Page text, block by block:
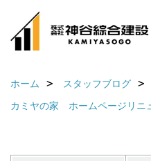
ホーム
スタッフブログ
カミヤの家 ホームページリニ